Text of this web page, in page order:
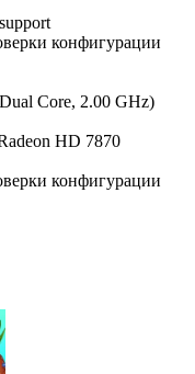
конфигурации
Core, 2.00 GHz)
HD 7870
конфигурации